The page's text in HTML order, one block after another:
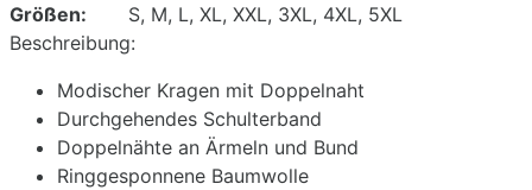
Größen:
S, M, L, XL, XXL, 3XL, 4XL, 5XL
Beschreibung:
Modischer Kragen mit Doppelnaht
Durchgehendes Schulterband
Doppelnähte an Ärmeln und Bund
Ringgesponnene Baumwolle